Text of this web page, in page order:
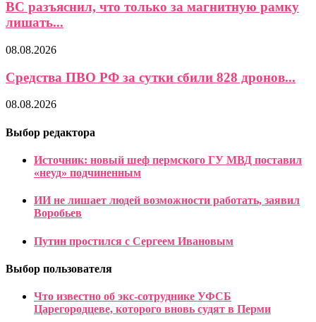
ВС разъяснил, что только за магнитную рамку
лишать...
08.08.2026
Средства ПВО РФ за сутки сбили 828 дронов...
08.08.2026
Выбор редактора
Источник: новый шеф пермского ГУ МВД поставил
«неуд» подчиненным
ИИ не лишает людей возможности работать, заявил
Воробьев
Путин простился с Сергеем Ивановым
Выбор пользователя
Что известно об экс-сотруднике УФСБ
Царегородцеве, которого вновь судят в Перми